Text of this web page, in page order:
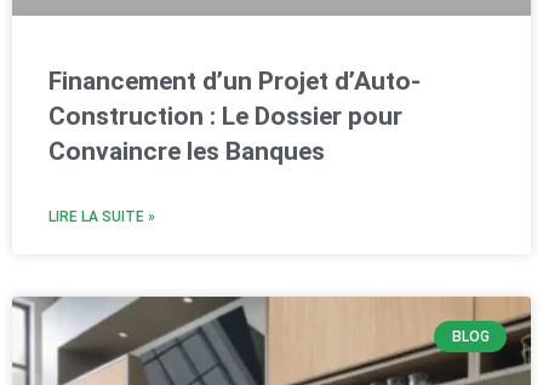
Financement d’un Projet d’Auto-
Construction : Le Dossier pour
Convaincre les Banques
LIRE LA SUITE »
BLOG